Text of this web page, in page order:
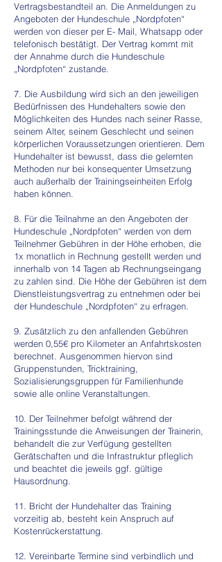
Vertragsbestandteil an. Die Anmeldungen zu
Angeboten der Hundeschule „Nordpfoten“
werden von dieser per E- Mail, Whatsapp oder
telefonisch bestätigt. Der Vertrag kommt mit
der Annahme durch die Hundeschule
„Nordpfoten“ zustande.
7. Die Ausbildung wird sich an den jeweiligen
Bedürfnissen des Hundehalters sowie den
Möglichkeiten des Hundes nach seiner Rasse,
seinem Alter, seinem Geschlecht und seinen
körperlichen Voraussetzungen orientieren. Dem
Hundehalter ist bewusst, dass die gelernten
Methoden nur bei konsequenter Umsetzung
auch außerhalb der Trainingseinheiten Erfolg
haben können.
8. Für die Teilnahme an den Angeboten der
Hundeschule „Nordpfoten“ werden von dem
Teilnehmer Gebühren in der Höhe erhoben, die
1x monatlich in Rechnung gestellt werden und
innerhalb von 14 Tagen ab Rechnungseingang
zu zahlen sind. Die Höhe der Gebühren ist dem
Dienstleistungsvertrag zu entnehmen oder bei
der Hundeschule „Nordpfoten“ zu erfragen.
9. Zusätzlich zu den anfallenden Gebühren
werden 0,55€ pro Kilometer an Anfahrtskosten
berechnet. Ausgenommen hiervon sind
Gruppenstunden, Tricktraining,
Sozialisierungsgruppen für Familienhunde
sowie alle online Veranstaltungen.
10. Der Teilnehmer befolgt während der
Trainingsstunde die Anweisungen der Trainerin,
behandelt die zur Verfügung gestellten
Gerätschaften und die Infrastruktur pfleglich
und beachtet die jeweils ggf. gültige
Hausordnung.
11. Bricht der Hundehalter das Training
vorzeitig ab, besteht kein Anspruch auf
Kostenrückerstattung.
12. Vereinbarte Termine sind verbindlich und